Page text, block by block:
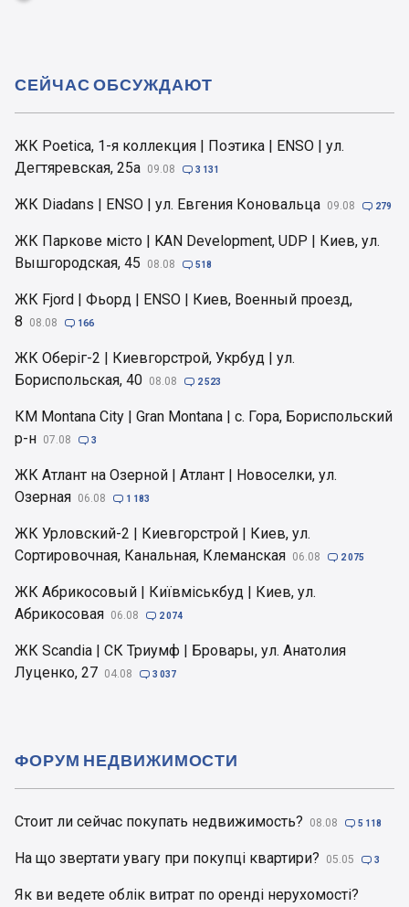
ЖК Poetica, 1-я коллекция | Поэтика | ENSO | ул.
Дегтяревская, 25а 09.08  3 131
ЖК Diadans | ENSO | ул. Евгения Коновальца 09.08  279
ЖК Паркове місто | KAN Development, UDP | Киев, ул.
Вышгородская, 45
08.08  518
ЖК Fjord | Фьорд | ENSO | Киев, Военный проезд,
8
08.08  166
ЖК Оберіг-2 | Киевгорстрой, Укрбуд | ул.
Бориспольская, 40 08.08  2 523
КМ Montana City | Gran Montana | с. Гора, Бориспольский
р-н 07.08  3
ЖК Атлант на Озерной | Атлант | Новоселки, ул.
Озерная 06.08  1 183
ЖК Урловский-2 | Киевгорстрой | Киев, ул.
Сортировочная, Канальная, Клеманская 06.08  2 075
ЖК Абрикосовый | Київміськбуд | Киев, ул.
Абрикосовая 06.08  2 074
ЖК Scandia | СК Триумф | Бровары, ул. Анатолия
Луценко, 27 04.08  3 037
СЕЙЧАС ОБСУЖДАЮТ
Стоит ли сейчас покупать недвижимость? 08.08  5 118
На що звертати увагу при покупці квартири? 05.05  3
Як ви ведете облік витрат по оренді нерухомості?
ФОРУМ НЕДВИЖИМОСТИ